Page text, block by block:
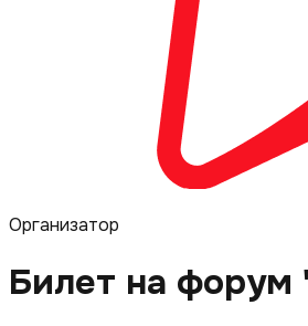
Организатор
Билет на форум